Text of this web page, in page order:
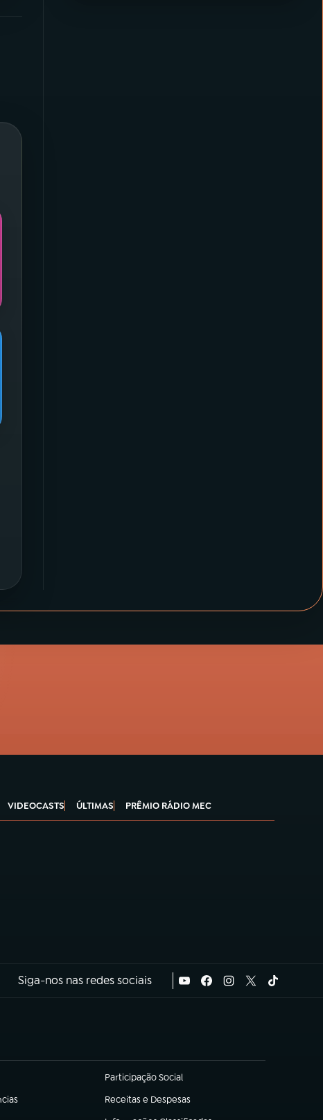
VIDEOCASTS ÚLTIMAS PRÊMIO RÁDIO MEC
Siga-nos nas redes sociais
Participação Social
(abre em nova aba)
Receitas e Despesas
(abre em nova aba)